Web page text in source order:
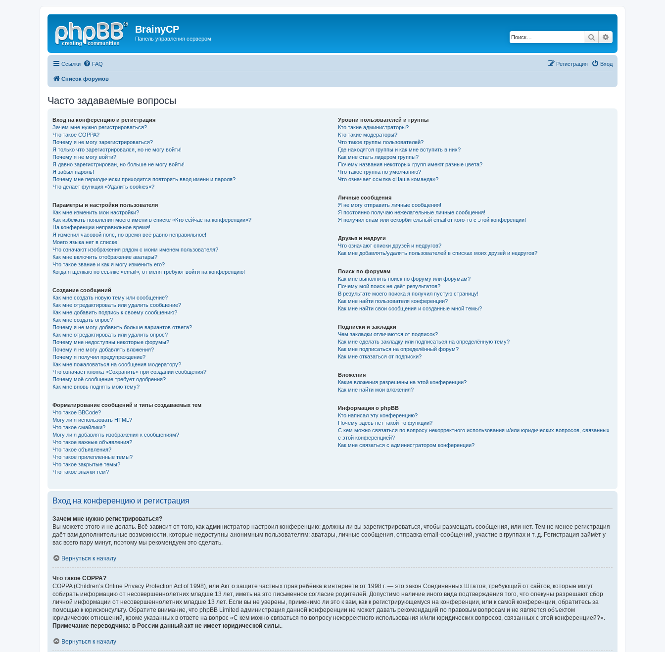
BrainyCP
Панель управления сервером Поиск
Ссылки FAQ Вход
Регистрация
Список форумов
Часто задаваемые вопросы
Вход на конференцию и регистрация
Зачем мне нужно регистрироваться?
Что такое COPPA?
Почему я не могу зарегистрироваться?
Я только что зарегистрировался, но не могу войти!
Почему я не могу войти?
Я давно зарегистрирован, но больше не могу войти!
Я забыл пароль!
Почему мне периодически приходится повторять ввод имени и пароля?
Что делает функция «Удалить cookies»?
Параметры и настройки пользователя
Как мне изменить мои настройки?
Как избежать появления моего имени в списке «Кто сейчас на конференции»?
На конференции неправильное время!
Я изменил часовой пояс, но время всё равно неправильное!
Моего языка нет в списке!
Что означают изображения рядом с моим именем пользователя?
Как мне включить отображение аватары?
Что такое звание и как я могу изменить его?
Когда я щёлкаю по ссылке «email», от меня требуют войти на конференцию!
Создание сообщений
Как мне создать новую тему или сообщение?
Как мне отредактировать или удалить сообщение?
Как мне добавить подпись к своему сообщению?
Как мне создать опрос?
Почему я не могу добавить больше вариантов ответа?
Как мне отредактировать или удалить опрос?
Почему мне недоступны некоторые форумы?
Почему я не могу добавлять вложения?
Почему я получил предупреждение?
Как мне пожаловаться на сообщения модератору?
Что означает кнопка «Сохранить» при создании сообщения?
Почему моё сообщение требует одобрения?
Как мне вновь поднять мою тему?
Форматирование сообщений и типы создаваемых тем
Что такое BBCode?
Могу ли я использовать HTML?
Что такое смайлики?
Могу ли я добавлять изображения к сообщениям?
Что такое важные объявления?
Что такое объявления?
Что такое прилепленные темы?
Что такое закрытые темы?
Что такое значки тем?
Уровни пользователей и группы
Кто такие администраторы?
Кто такие модераторы?
Что такое группы пользователей?
Где находятся группы и как мне вступить в них?
Как мне стать лидером группы?
Почему названия некоторых групп имеют разные цвета?
Что такое группа по умолчанию?
Что означает ссылка «Наша команда»?
Личные сообщения
Я не могу отправить личные сообщения!
Я постоянно получаю нежелательные личные сообщения!
Я получил спам или оскорбительный email от кого-то с этой конференции!
Друзья и недруги
Что означают списки друзей и недругов?
Как мне добавлять/удалять пользователей в списках моих друзей и недругов?
Поиск по форумам
Как мне выполнить поиск по форуму или форумам?
Почему мой поиск не даёт результатов?
В результате моего поиска я получил пустую страницу!
Как мне найти пользователя конференции?
Как мне найти свои сообщения и созданные мной темы?
Подписки и закладки
Чем закладки отличаются от подписок?
Как мне сделать закладку или подписаться на определённую тему?
Как мне подписаться на определённый форум?
Как мне отказаться от подписки?
Вложения
Какие вложения разрешены на этой конференции?
Как мне найти мои вложения?
Информация о phpBB
Кто написал эту конференцию?
Почему здесь нет такой-то функции?
С кем можно связаться по вопросу некорректного использования и/или юридических вопросов, связанных
с этой конференцией?
Как мне связаться с администратором конференции?
Вход на конференцию и регистрация
Зачем мне нужно регистрироваться?
Вы можете этого и не делать. Всё зависит от того, как администратор настроил конференцию: должны ли вы зарегистрироваться, чтобы размещать сообщения, или нет. Тем не менее регистрация
даёт вам дополнительные возможности, которые недоступны анонимным пользователям: аватары, личные сообщения, отправка email-сообщений, участие в группах и т. д. Регистрация займёт у
вас всего пару минут, поэтому мы рекомендуем это сделать.
Вернуться к началу
Что такое COPPA?
COPPA (Children’s Online Privacy Protection Act of 1998), или Акт о защите частных прав ребёнка в интернете от 1998 г. — это закон Соединённых Штатов, требующий от сайтов, которые могут
собирать информацию от несовершеннолетних младше 13 лет, иметь на это письменное согласие родителей. Допустимо наличие иного вида подтверждения того, что опекуны разрешают сбор
личной информации от несовершеннолетних младше 13 лет. Если вы не уверены, применимо ли это к вам, как к регистрирующемуся на конференции, или к самой конференции, обратитесь за
помощью к юрисконсульту. Обратите внимание, что phpBB Limited администрация данной конференции не может давать рекомендаций по правовым вопросам и не является объектом
юридических отношений, кроме указанных в ответе на вопрос «С кем можно связаться по вопросу некорректного использования и/или юридических вопросов, связанных с этой конференцией?».
Примечание переводчика: в России данный акт не имеет юридической силы.
Вернуться к началу